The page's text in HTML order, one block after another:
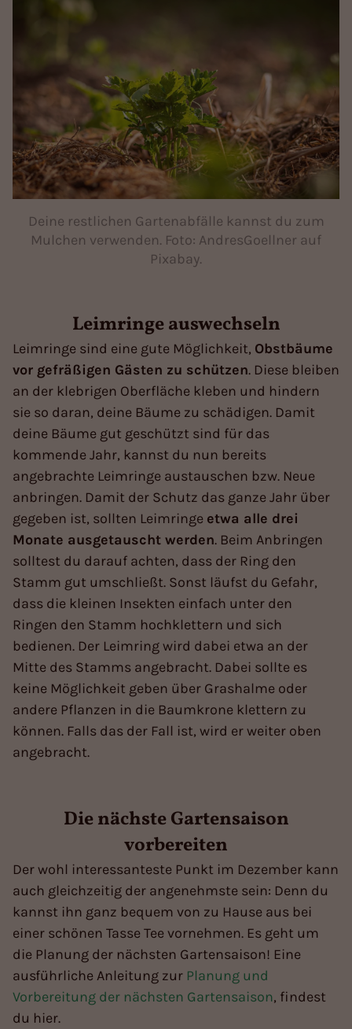
Deine restlichen Gartenabfälle kannst du zum
Mulchen verwenden. Foto: AndresGoellner auf
Pixabay.
Leimringe auswechseln
Leimringe sind eine gute Möglichkeit, Obstbäume
vor gefräßigen Gästen zu schützen. Diese bleiben
an der klebrigen Oberfläche kleben und hindern
sie so daran, deine Bäume zu schädigen. Damit
deine Bäume gut geschützt sind für das
kommende Jahr, kannst du nun bereits
angebrachte Leimringe austauschen bzw. Neue
anbringen. Damit der Schutz das ganze Jahr über
gegeben ist, sollten Leimringe etwa alle drei
Monate ausgetauscht werden. Beim Anbringen
solltest du darauf achten, dass der Ring den
Stamm gut umschließt. Sonst läufst du Gefahr,
dass die kleinen Insekten einfach unter den
Ringen den Stamm hochklettern und sich
bedienen. Der Leimring wird dabei etwa an der
Mitte des Stamms angebracht. Dabei sollte es
keine Möglichkeit geben über Grashalme oder
andere Pflanzen in die Baumkrone klettern zu
können. Falls das der Fall ist, wird er weiter oben
angebracht.
Die nächste Gartensaison
vorbereiten
Der wohl interessanteste Punkt im Dezember kann
auch gleichzeitig der angenehmste sein: Denn du
kannst ihn ganz bequem von zu Hause aus bei
einer schönen Tasse Tee vornehmen. Es geht um
die Planung der nächsten Gartensaison! Eine
ausführliche Anleitung zur Planung und
Vorbereitung der nächsten Gartensaison, findest
du hier.